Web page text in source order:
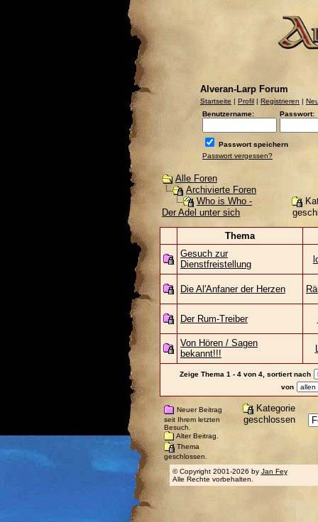
Alveran-Larp Forum
Startseite | Profil | Registrieren |
Benutzername:
Passwort:
Passwort speichern
Passwort vergessen?
Alle Foren
Archivierte Foren
Who is Who -
Der Adel unter sich
Thema
Gesuch zur
Dienstfreistellung
Die Al'Anfaner der Herzen
Der Rum-Treiber
Von Hören / Sagen
bekannt!!!
Zeige Thema 1 - 4 von 4, sortiert nach
von
Neuer Beitrag
seit Ihrem letzten
Besuch.
Alter Beitrag.
Thema
geschlossen.
Kategorie
geschlossen
© Copyright 2001-2026 by Jan Fey
Alle Rechte vorbehalten.